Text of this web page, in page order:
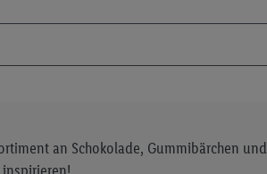
an Schokolade, Gummibärchen